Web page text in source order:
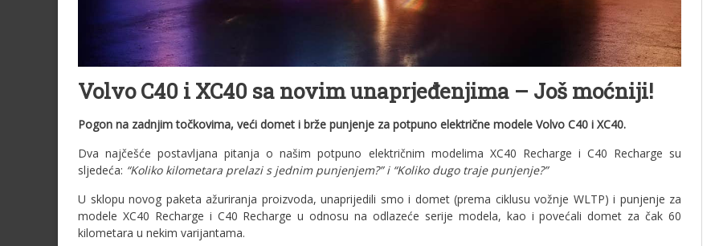
Volvo C40 i XC40 sa novim unaprjeđenjima – Još moćniji!
Pogon na zadnjim točkovima, veći domet i brže punjenje za potpuno električne modele Volvo C40 i XC40.
Dva najčešće postavljana pitanja o našim potpuno električnim modelima XC40 Recharge i C40 Recharge su
sljedeća: “Koliko kilometara prelazi s jednim punjenjem?” i “Koliko dugo traje punjenje?”
U sklopu novog paketa ažuriranja proizvoda, unaprijedili smo i domet (prema ciklusu vožnje WLTP) i punjenje za
modele XC40 Recharge i C40 Recharge u odnosu na odlazeće serije modela, kao i povećali domet za čak 60
kilometara u nekim varijantama.